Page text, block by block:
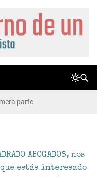
ME HAN LLAMADO DESDE COMISARÍA, ¿QUÉ DEBO HACER?. CONSEJOS PRÁCTICOS.
parte
parte
LEVE DE COACCIONES?
JURÍDICA
ABOGADOS, nos
que estás interesado